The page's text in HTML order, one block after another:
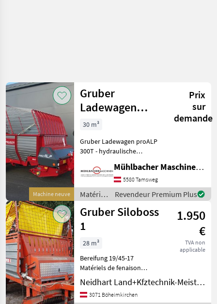
Machine neuve
Gruber
Ladewagen
proALP 300T
30m³
Prix
sur
demande
30 m³
Gruber Ladewagen proALP
300T - hydraulische
reihig 1, 80m - Spurweite 2,
00m - Beleuchtungs- und
Blinkanlage Multipoint -
dehnbare Sei
Mühlbacher Maschinen GmbH
5580 Tamsweg
Matériels
de
fenaison
/ Gruber
Revendeur Premium Plus
Gruber Siloboss
1
1.950
€
TVA non
applicable
28 m³
Bereifung 19/45-17
Matériels de fenaison
Autochargeuses
Neidhart Land+Kfztechnik-Meisterbetrieb
3071 Böheimkirchen